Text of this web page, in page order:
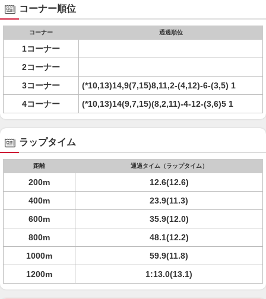
コーナー順位
コーナー 通過順位
1コーナー
2コーナー
3コーナー
(*10,13)14,9(7,15)8,11,2-(4,12)-6-(3,5) 1
4コーナー
(*10,13)14(9,7,15)(8,2,11)-4-12-(3,6)5 1
ラップタイム
距離 通過タイム（ラップタイム）
200m
12.6(12.6)
400m
23.9(11.3)
600m
35.9(12.0)
800m
48.1(12.2)
1000m
59.9(11.8)
1200m
1:13.0(13.1)